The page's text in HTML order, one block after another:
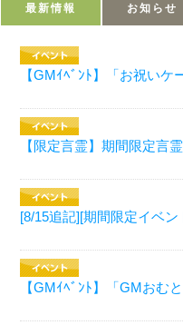
最新情報 お知らせ
【GMｲﾍﾞﾝﾄ】「お祝いケ
【限定言霊】期間限定言
[8/15追記][期間限定イベ
【GMｲﾍﾞﾝﾄ】「GMおむ